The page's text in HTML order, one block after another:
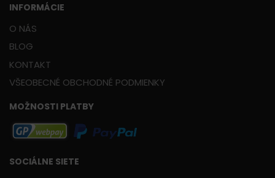
INFORMÁCIE
O NÁS
BLOG
KONTAKT
VŠEOBECNÉ OBCHODNÉ PODMIENKY
MOŽNOSTI PLATBY
SOCIÁLNE SIETE